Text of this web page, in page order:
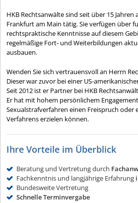
HKB Rechtsanwälte sind seit über 15 Jahren
Frankfurt am Main tätig. Sie verfügen über
rechtspraktische Kenntnisse auf diesem
regelmäßige Fort- und Weiterbildungen
ausbauen.
Wenden Sie sich vertrauensvoll an Herrn
Dieser war zuvor bei einer US-
Seit 2012 ist er Partner bei HKB
Er hat mit hohem persönlichem
Sexualstrafverfahren einen Freispruch oder
Verfahrens erzielen können.
Ihre Vorteile im Überblick
Beratung und Vertretung durch
Fachkenntnis und langjährige Erfahrung
Bundesweite Vertretung
Schnelle Terminvergabe